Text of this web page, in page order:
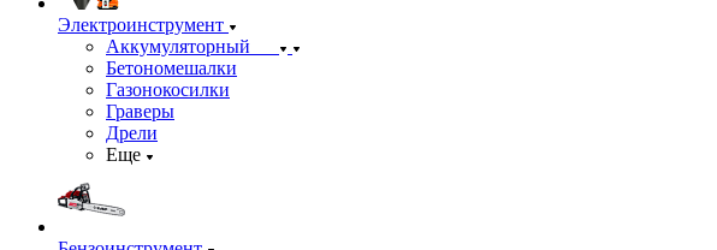
Электроинструмент
Аккумуляторный
Бетономешалки
Газонокосилки
Граверы
Дрели
Еще